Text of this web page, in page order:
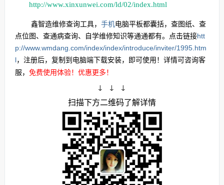
http://www.xinxunwei.com/ld/02/index.html
鑫智造维修查询工具， 手机电脑平板都囊括，查图纸、查
点位图、查通病查询、自学维修知识等通通都有。点击链接htt
p://www.wmdang.com/index/index/introduce/inviter/1995.htm
l，注册后，复制到电脑端下载安装，即可使用！详情可咨询客
服， 免费使用体验！优惠更多！
↓ ↓ ↓
扫描下方二维码了解详情